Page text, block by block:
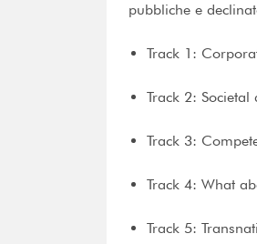
pubbliche e
Track 1:
Track 2: Societal
Track 3:
Track 4: What
Track 5: